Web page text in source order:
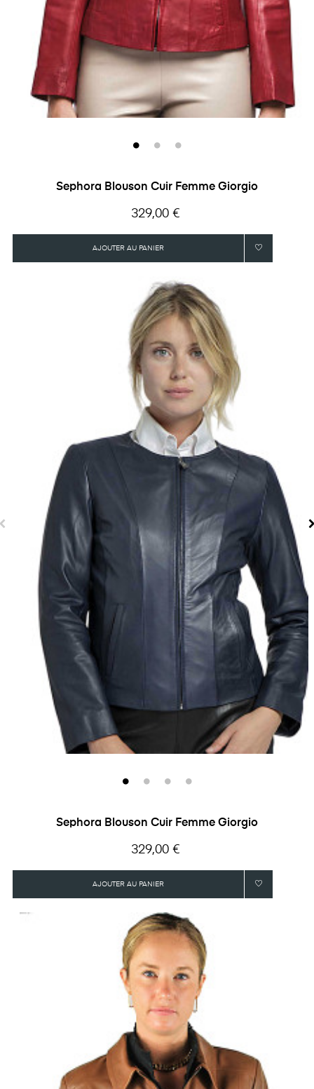
Sephora Blouson Cuir Femme Giorgio
Prix
329,00 €
AJOUTER AU PANIER
Sephora Blouson Cuir Femme Giorgio
Prix
329,00 €
AJOUTER AU PANIER